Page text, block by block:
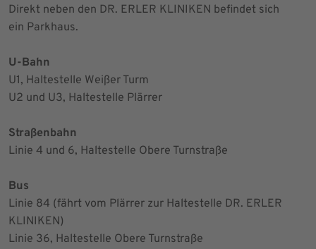
Direkt neben den DR. ERLER KLINIKEN befindet sich
ein Parkhaus.
U-Bahn
U1, Haltestelle Weißer Turm
U2 und U3, Haltestelle Plärrer
Straßenbahn
Linie 4 und 6, Haltestelle Obere Turnstraße
Bus
Linie 84 (fährt vom Plärrer zur Haltestelle DR. ERLER
KLINIKEN)
Linie 36, Haltestelle Obere Turnstraße